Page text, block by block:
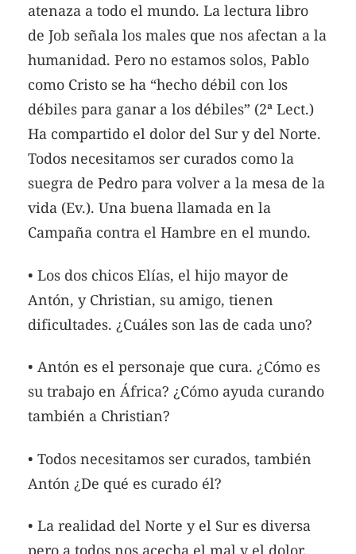
atenaza a todo el mundo. La lectura libro
de Job señala los males que nos afectan a la
humanidad. Pero no estamos solos, Pablo
como Cristo se ha “hecho débil con los
débiles para ganar a los débiles” (2ª Lect.)
Ha compartido el dolor del Sur y del Norte.
Todos necesitamos ser curados como la
suegra de Pedro para volver a la mesa de la
vida (Ev.). Una buena llamada en la
Campaña contra el Hambre en el mundo.
• Los dos chicos Elías, el hijo mayor de
Antón, y Christian, su amigo, tienen
dificultades. ¿Cuáles son las de cada uno?
• Antón es el personaje que cura. ¿Cómo es
su trabajo en África? ¿Cómo ayuda curando
también a Christian?
• Todos necesitamos ser curados, también
Antón ¿De qué es curado él?
• La realidad del Norte y el Sur es diversa